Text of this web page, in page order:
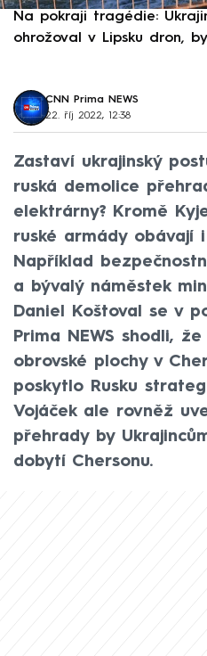
Na pokraji tragédie:
ohrožoval v Lipsku dron,
CNN Prima NEWS
22. říj 2022, 12:38
Zastaví ukrajinský
ruská demolice
elektrárny? Kromě
ruské armády obávají
Například
a bývalý náměstek
Daniel Koštoval se v
Prima NEWS shodli,
obrovské plochy v
poskytlo Rusku
Vojáček ale rovněž
přehrady by
dobytí Chersonu.